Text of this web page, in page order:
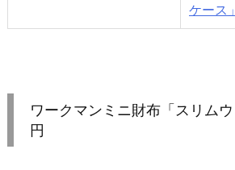
ケース」
ワークマンミニ財布「スリム
円